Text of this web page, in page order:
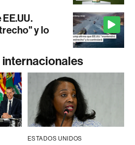
y lo
ESTADOS UNIDOS